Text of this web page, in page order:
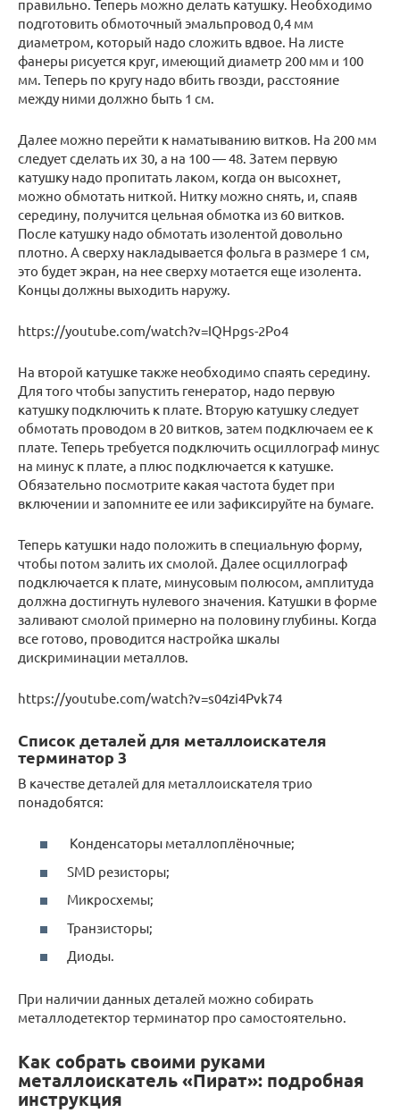
правильно. Теперь можно делать катушку. Необходимо
подготовить обмоточный эмальпровод 0,4 мм
диаметром, который надо сложить вдвое. На листе
фанеры рисуется круг, имеющий диаметр 200 мм и 100
мм. Теперь по кругу надо вбить гвозди, расстояние
между ними должно быть 1 см.
Далее можно перейти к наматыванию витков. На 200 мм
следует сделать их 30, а на 100 — 48. Затем первую
катушку надо пропитать лаком, когда он высохнет,
можно обмотать ниткой. Нитку можно снять, и, спаяв
середину, получится цельная обмотка из 60 витков.
После катушку надо обмотать изолентой довольно
плотно. А сверху накладывается фольга в размере 1 см,
это будет экран, на нее сверху мотается еще изолента.
Концы должны выходить наружу.
https://youtube.com/watch?v=IQHpgs-2Po4
На второй катушке также необходимо спаять середину.
Для того чтобы запустить генератор, надо первую
катушку подключить к плате. Вторую катушку следует
обмотать проводом в 20 витков, затем подключаем ее к
плате. Теперь требуется подключить осциллограф минус
на минус к плате, а плюс подключается к катушке.
Обязательно посмотрите какая частота будет при
включении и запомните ее или зафиксируйте на бумаге.
Теперь катушки надо положить в специальную форму,
чтобы потом залить их смолой. Далее осциллограф
подключается к плате, минусовым полюсом, амплитуда
должна достигнуть нулевого значения. Катушки в форме
заливают смолой примерно на половину глубины. Когда
все готово, проводится настройка шкалы
дискриминации металлов.
https://youtube.com/watch?v=s04zi4Pvk74
Список деталей для металлоискателя
терминатор 3
В качестве деталей для металлоискателя трио
понадобятся:
Конденсаторы металлоплёночные;
SMD резисторы;
Микросхемы;
Транзисторы;
Диоды.
При наличии данных деталей можно собирать
металлодетектор терминатор про самостоятельно.
Как собрать своими руками
металлоискатель «Пират»: подробная
инструкция